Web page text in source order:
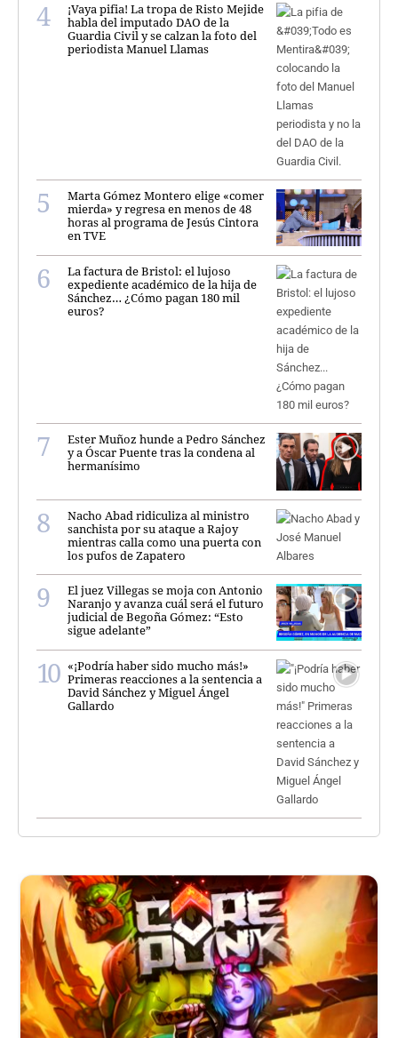
¡Vaya pifia! La tropa de Risto Mejide
habla del imputado DAO de la
Guardia Civil y se calzan la foto del
periodista Manuel Llamas
Marta Gómez Montero elige «comer
mierda» y regresa en menos de 48
horas al programa de Jesús Cintora
en TVE
La factura de Bristol: el lujoso
expediente académico de la hija de
Sánchez… ¿Cómo pagan 180 mil
euros?
Ester Muñoz hunde a Pedro Sánchez
y a Óscar Puente tras la condena al
hermanísimo
Nacho Abad ridiculiza al ministro
sanchista por su ataque a Rajoy
mientras calla como una puerta con
los pufos de Zapatero
El juez Villegas se moja con Antonio
Naranjo y avanza cuál será el futuro
judicial de Begoña Gómez: “Esto
sigue adelante”
«¡Podría haber sido mucho más!»
Primeras reacciones a la sentencia a
David Sánchez y Miguel Ángel
Gallardo